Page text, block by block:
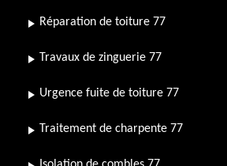
Réparation de toiture 77
Travaux de zinguerie 77
Urgence fuite de toiture 77
Traitement de charpente 77